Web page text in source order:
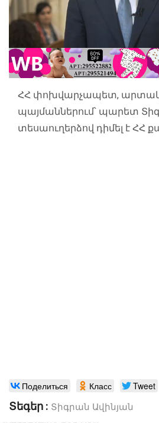
ՀՀ փոխվարչապետ,
պայմաններում՝ պարետ
տեսաուղերձով դիմել է ՀՀ
Поделиться Класс Tweet
Տեգեր : Տիգրան Ավինյան